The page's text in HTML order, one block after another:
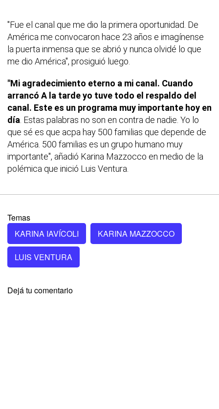
"Fue el canal que me dio la primera oportunidad. De
América me convocaron hace 23 años e imagínense
la puerta inmensa que se abrió y nunca olvidé lo que
me dio América", prosiguió luego.
"Mi agradecimiento eterno a mi canal. Cuando
arrancó A la tarde yo tuve todo el respaldo del
canal. Este es un programa muy importante hoy en
día . Estas palabras no son en contra de nadie. Yo lo
que sé es que acpa hay 500 familias que depende de
América. 500 familias es un grupo humano muy
importante", añadió Karina Mazzocco en medio de la
polémica que inició Luis Ventura.
Temas
KARINA IAVÍCOLI
KARINA MAZZOCCO
LUIS VENTURA
Dejá tu comentario